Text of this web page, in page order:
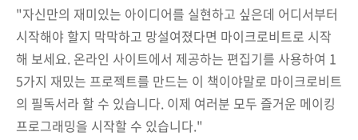
"자신만의 재미있는 아이디어를 실현하고 싶은데 어디서부터
시작해야 할지 막막하고 망설여졌다면 마이크로비트로 시작
해 보세요. 온라인 사이트에서 제공하는 편집기를 사용하여 1
5가지 재밌는 프로젝트를 만드는 이 책이야말로 마이크로비트
의 필독서라 할 수 있습니다. 이제 여러분 모두 즐거운 메이킹
프로그래밍을 시작할 수 있습니다."